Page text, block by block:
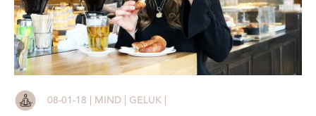
08-01-18 | MIND | GELUK |